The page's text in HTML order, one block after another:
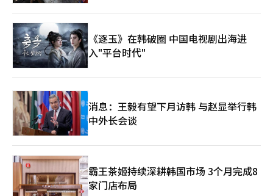
《逐玉》在韩破圈 中国电视剧出海进
入"平台时代"
消息：王毅有望下月访韩 与赵显举行韩
中外长会谈
霸王茶姬持续深耕韩国市场 3个月完成8
家门店布局